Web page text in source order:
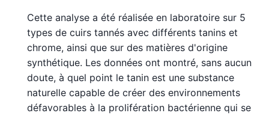
Cette analyse a été réalisée en laboratoire sur 5
types de cuirs tannés avec différents tanins et
chrome, ainsi que sur des matières d'origine
synthétique. Les données ont montré, sans aucun
doute, à quel point le tanin est une substance
naturelle capable de créer des environnements
défavorables à la prolifération bactérienne qui se